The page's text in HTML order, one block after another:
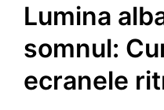
Lumina
somnul:
ecranele